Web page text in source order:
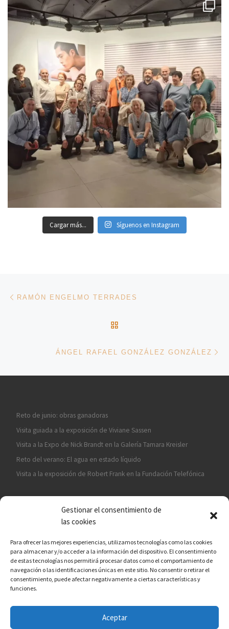
Gestionar el consentimiento de
las cookies
Para ofrecer las mejores experiencias, utilizamos tecnologías como las cookies
para almacenar y/o acceder a la información del dispositivo. El consentimiento
de estas tecnologías nos permitirá procesar datos como el comportamiento de
navegación o las identificaciones únicas en este sitio. No consentir o retirar el
consentimiento, puede afectar negativamente a ciertas características y
funciones.
Aceptar
Cargar más... Síguenos en Instagram
Navegación de entradas
RAMÓN ENGELMO TERRADES
ÁNGEL RAFAEL GONZÁLEZ GONZÁLEZ
Reto de junio: obras ganadoras
Visita guiada a la exposición de Viviane Sassen
Visita a la Expo de Nick Brandt en la Galería Tamara Kreisler
Reto del verano: El agua en estado líquido
Visita a la exposición de Robert Frank en la Fundación Telefónica
¡ASÓCIATE A CÁMARA EN MANO!